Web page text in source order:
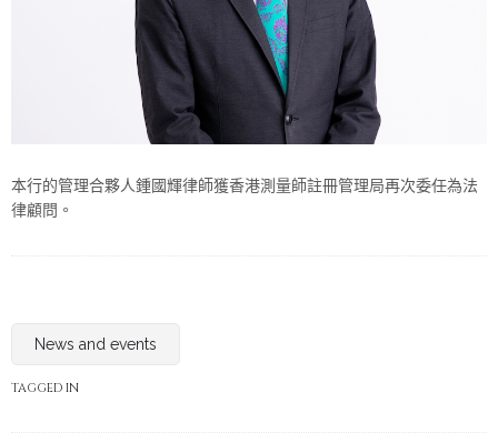
本行的管理合夥人鍾國輝律師獲香港測量師註冊管理局再次委任為法
律顧問。
News and events
TAGGED IN